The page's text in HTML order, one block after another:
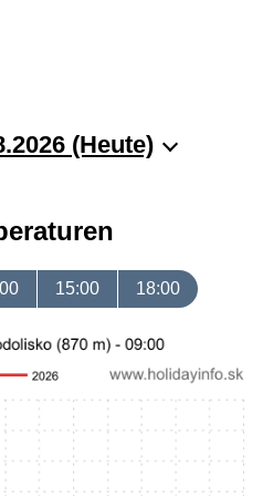
(Heute)
15:00 18:00